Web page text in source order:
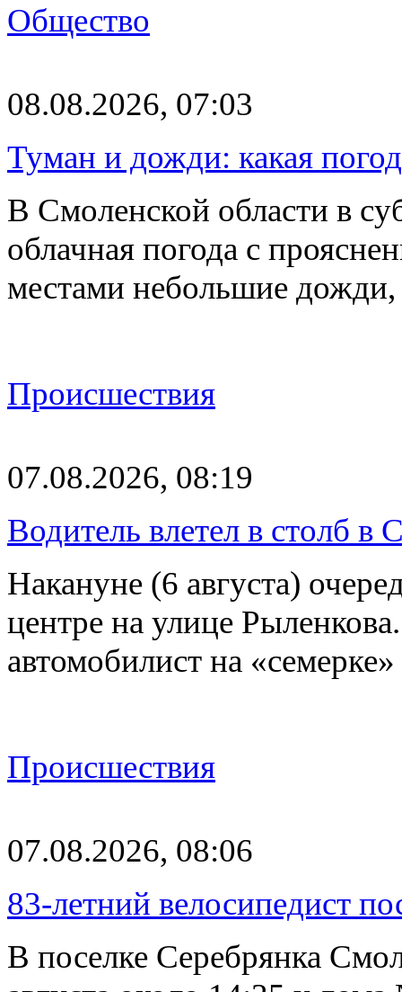
Общество
08.08.2026, 07:03
Туман и дожди: какая
В Смоленской области в
облачная погода с
местами небольшие
Происшествия
07.08.2026, 08:19
Водитель влетел в столб в
Накануне (6 августа)
центре на улице
автомобилист на
Происшествия
07.08.2026, 08:06
83-летний велосипедист
В поселке Серебрянка